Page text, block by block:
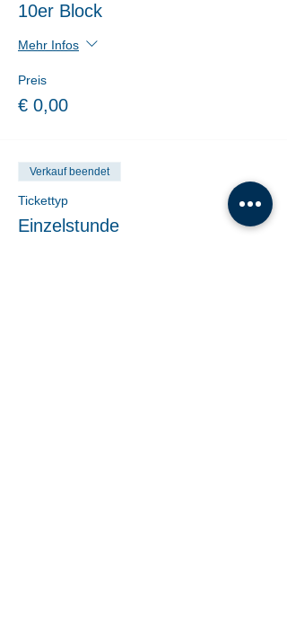
10er Block
Mehr Infos
Preis
€ 0,00
Verkauf beendet
Tickettyp
Einzelstunde